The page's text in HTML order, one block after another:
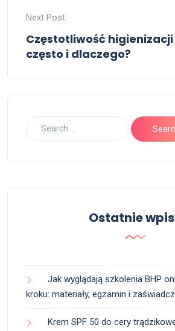
Next Post
Częstotliwość
często i dlaczego?
Ostatnie
Jak wyglądają szkolenia BHP
kroku: materiały, egzamin i
Krem SPF 50 do cery